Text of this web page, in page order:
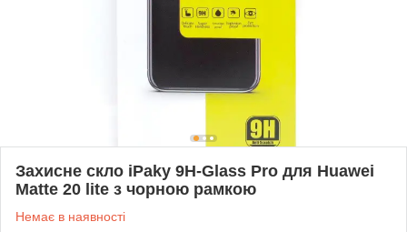
Захисне скло iPaky 9H-Glass Pro для Huawei
Matte 20 lite з чорною рамкою
Немає в наявності